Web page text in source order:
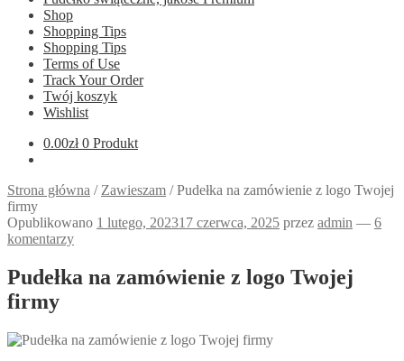
Shop
Shopping Tips
Shopping Tips
Terms of Use
Track Your Order
Twój koszyk
Wishlist
0.00zł 0 Produkt
Strona główna / Zawieszam /Pudełka na zamówienie z logo Twojej
firmy
Opublikowano 1 lutego, 202317 czerwca, 2025 przez admin — 6
komentarzy
Pudełka na zamówienie z logo Twojej
firmy